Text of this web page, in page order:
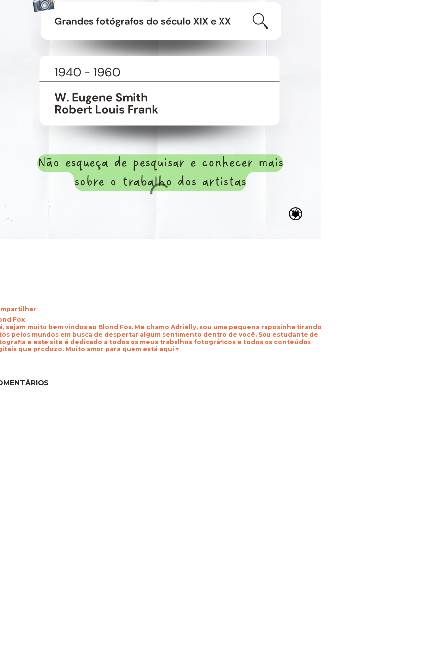
Fox
sejam muito bem vindos ao Blond Fox. Me chamo Adrielly, sou uma pequena raposinha tirando
pelos mundos em busca de despertar algum sentimento dentro de você. Sou estudante de
e este site é dedicado a todos os meus trabalhos fotográficos e todos os conteúdos
que produzo. Muito amor para quem está aqui ♥